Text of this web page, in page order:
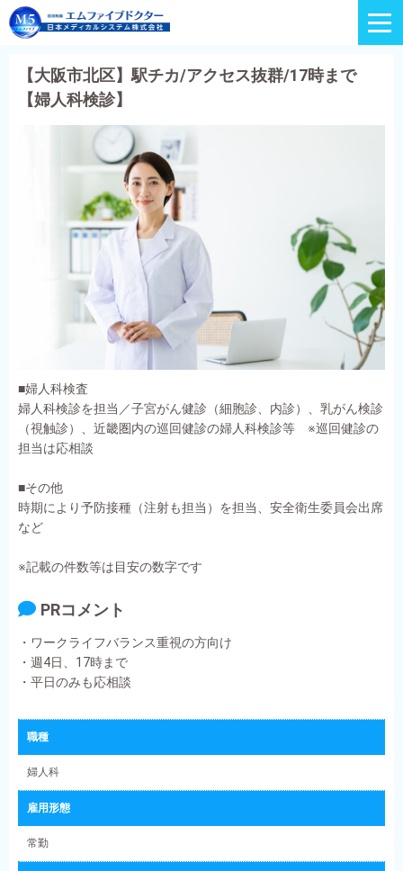
【大阪市北区】駅チカ/アクセス抜群/17時まで
【婦人科検診】
■婦人科検査
婦人科検診を担当／子宮がん健診（細胞診、内診）、乳がん検診
（視触診）、近畿圏内の巡回健診の婦人科検診等 ※巡回健診の
担当は応相談
■その他
時期により予防接種（注射も担当）を担当、安全衛生委員会出席
など
※記載の件数等は目安の数字です
PRコメント
・ワークライフバランス重視の方向け
・週4日、17時まで
・平日のみも応相談
職種
婦人科
雇用形態
常勤